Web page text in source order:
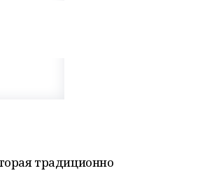
традиционно